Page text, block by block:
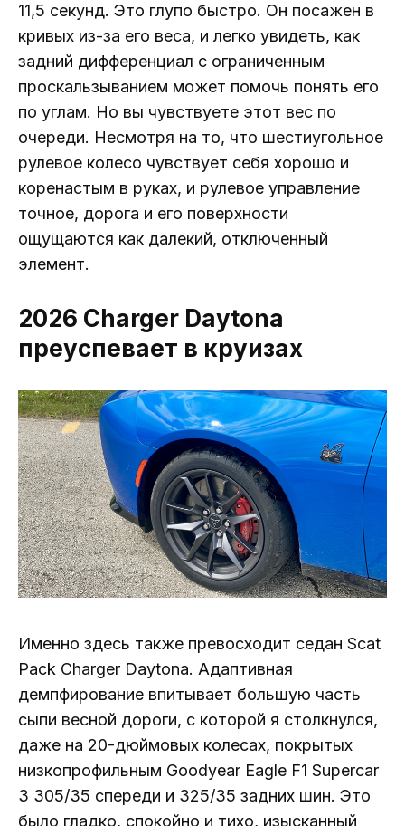
11,5 секунд. Это глупо быстро. Он посажен в
кривых из-за его веса, и легко увидеть, как
задний дифференциал с ограниченным
проскальзыванием может помочь понять его
по углам. Но вы чувствуете этот вес по
очереди. Несмотря на то, что шестиугольное
рулевое колесо чувствует себя хорошо и
коренастым в руках, и рулевое управление
точное, дорога и его поверхности
ощущаются как далекий, отключенный
элемент.
2026 Charger Daytona
преуспевает в круизах
Именно здесь также превосходит седан Scat
Pack Charger Daytona. Адаптивная
демпфирование впитывает большую часть
сыпи весной дороги, с которой я столкнулся,
даже на 20-дюймовых колесах, покрытых
низкопрофильным Goodyear Eagle F1 Supercar
3 305/35 спереди и 325/35 задних шин. Это
было гладко, спокойно и тихо, изысканный